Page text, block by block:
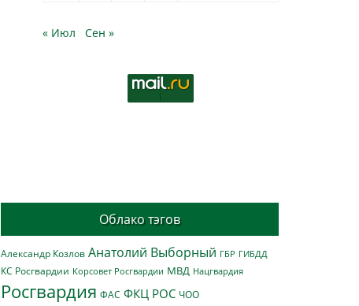
« Июл Сен »
Облако тэгов
Александр Козлов Анатолий Выборный ГБР ГИБДД
КС Росгвардии Корсовет Росгвардии МВД Нацгвардия
Росгвардия ФАС ФКЦ РОС ЧОО